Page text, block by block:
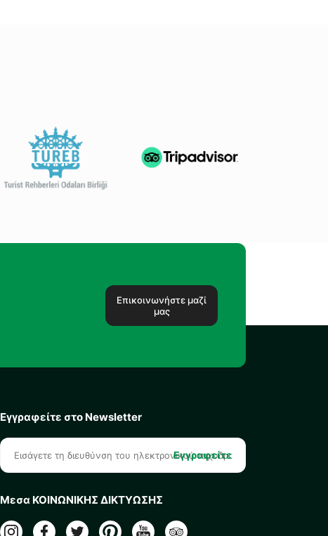
Επικοινωνήστε μαζί
μας
Εγγραφείτε στο Newsletter
Εγγραφείτε
Μεσα ΚΟΙΝΩΝΙΚΗΣ ΔΙΚΤΥΩΣΗΣ